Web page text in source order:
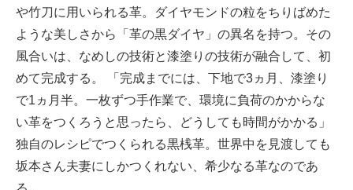
や竹刀に用いられる革。ダイヤモンドの粒をちりばめた
ような美しさから「革の黒ダイヤ」の異名を持つ。その
風合いは、なめしの技術と漆塗りの技術が融合して、初
めて完成する。 「完成までには、下地で3ヵ月、漆塗り
で1ヵ月半。一枚ずつ手作業で、環境に負荷のかからな
い革をつくろうと思ったら、どうしても時間がかかる」
独自のレシピでつくられる黒桟革。世界中を見渡しても
坂本さん夫妻にしかつくれない、希少なる革なのであ